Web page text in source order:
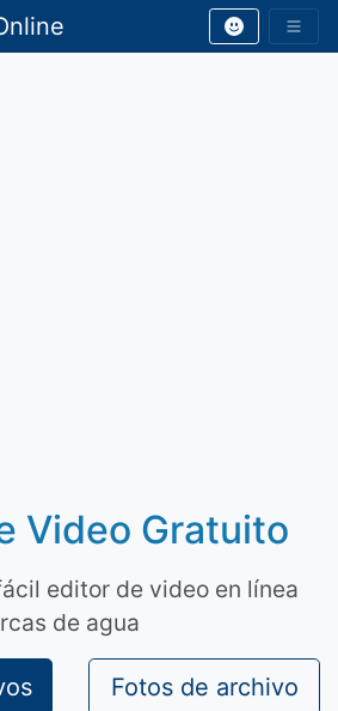
Video Gratuito
editor de video en línea
de agua
Fotos de archivo